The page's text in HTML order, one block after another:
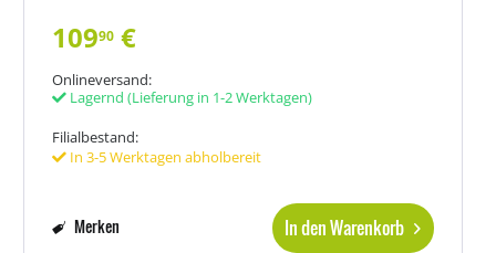
10990 €
Onlineversand:
Lagernd (Lieferung in 1-2 Werktagen)
Filialbestand:
In 3-5 Werktagen abholbereit
In den Warenkorb
Merken